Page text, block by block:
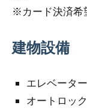
※カード決済希
建物設備
エレベーター
オートロック